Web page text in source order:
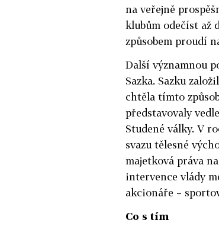
na veřejně
klubům odečíst až
způsobem proudí
Další významnou
Sazka. Sazku
chtěla tímto
představovaly
Studené války. V
svazu tělesné
majetková práva
intervence vlády
akcionáře –
Co s tím